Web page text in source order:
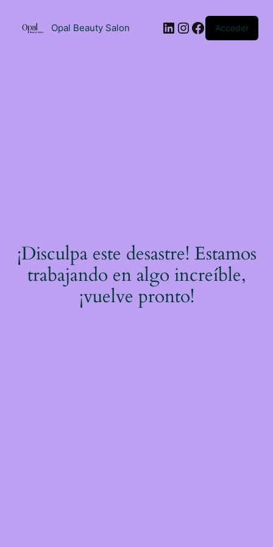
contenido
Opal Beauty Salon LinkedIn
Instagram
Facebook
Acceder
¡Disculpa este desastre! Estamos
trabajando en algo increíble,
¡vuelve pronto!